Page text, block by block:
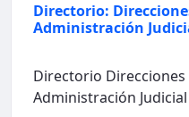
Directorio:
Administración
Directorio Direcciones
Administración Judicial